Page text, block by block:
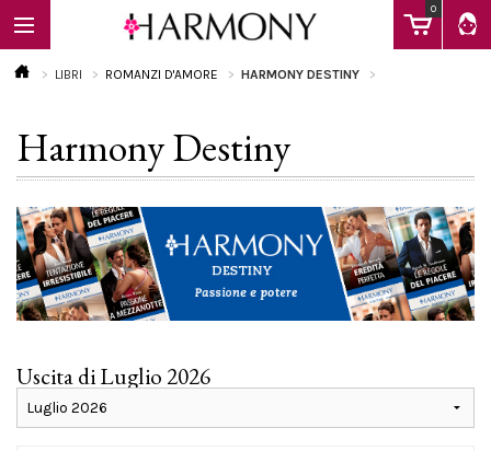
0
EBOOK
LIBRI
Calendario
FAQ
LIBRI ROMANZI D'AMORE HARMONY DESTINY
Harmony Destiny
Uscita di Luglio 2026